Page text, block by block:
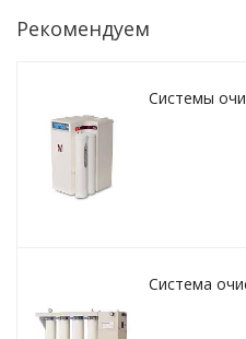
Рекомендуем
Системы
Система